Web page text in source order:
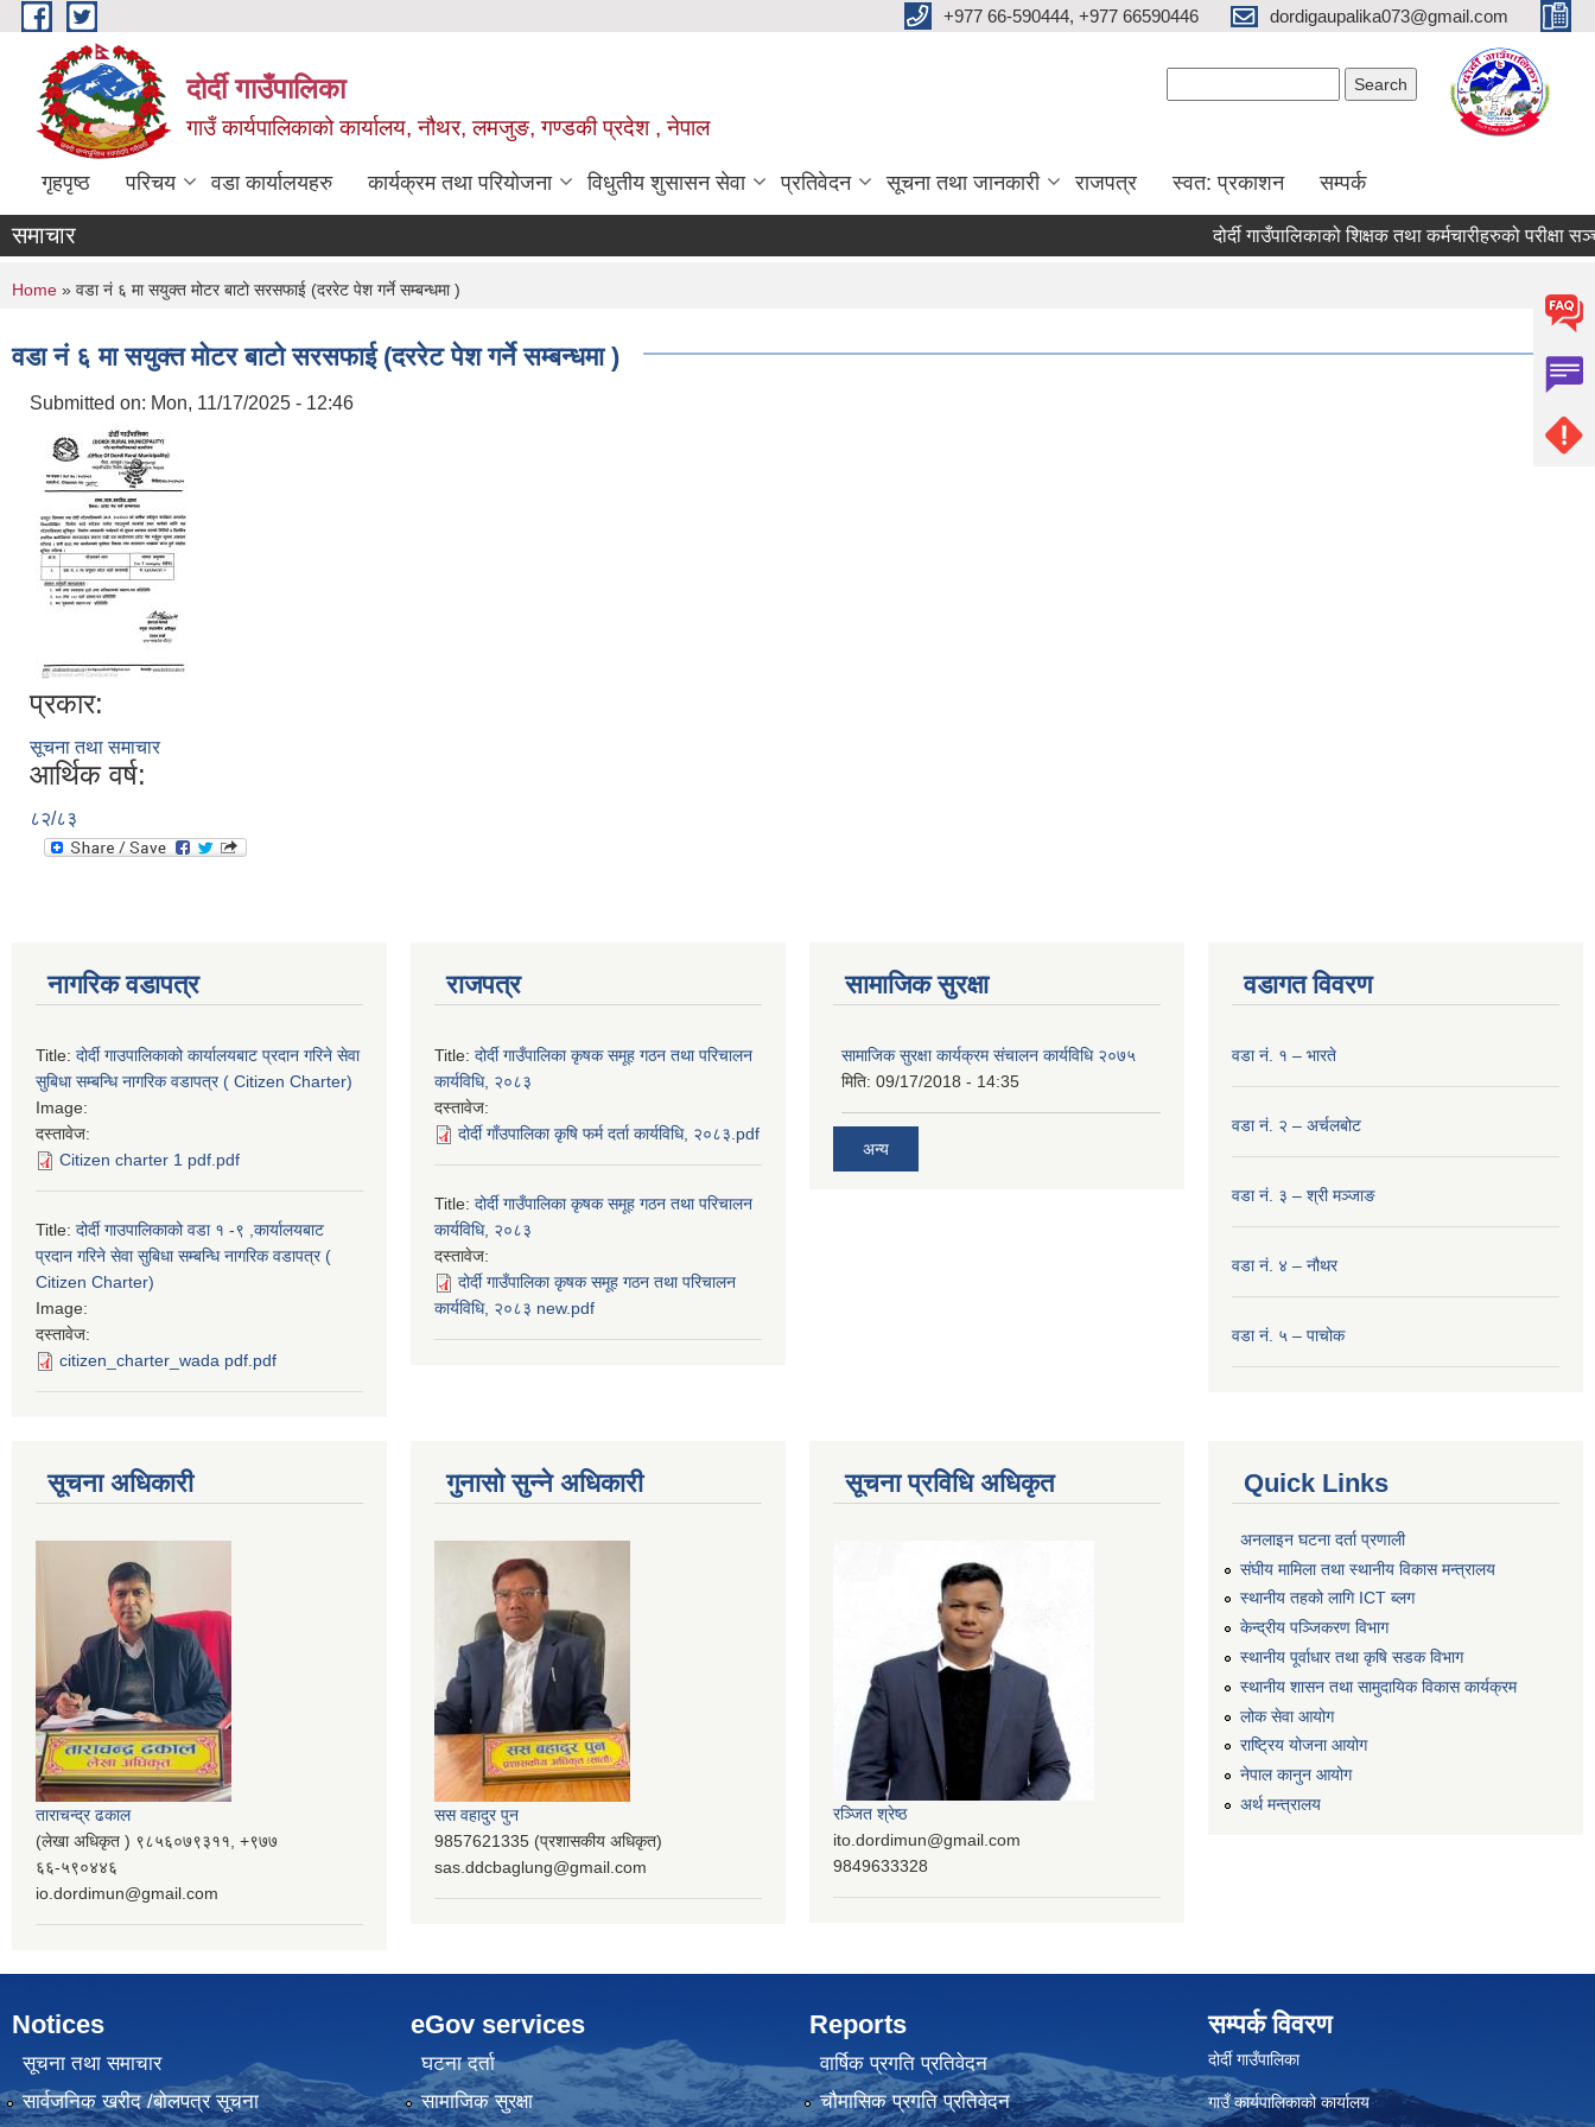
Skip to main content +977 66-590444, +977 66590446 dordigaupalika073@gmail.com
दोर्दी गाउँपालिका
गाउँ कार्यपालिकाको कार्यालय, नौथर, लमजुङ, गण्डकी प्रदेश , नेपाल
गृहपृष्ठ परिचय वडा कार्यालयहरु कार्यक्रम तथा परियोजना विधुतीय शुसासन सेवा प्रतिवेदन सूचना तथा जानकारी राजपत्र स्वत: प्रकाशन सम्पर्क
समाचार दोर्दी गाउँपालिकाको शिक्षक तथा कर्मचारीहरुको परीक्षा
You are here
Home » वडा नं ६ मा सयुक्त मोटर बाटो सरसफाई (दररेट पेश गर्ने सम्बन्धमा )
वडा नं ६ मा सयुक्त मोटर बाटो सरसफाई (दररेट पेश गर्ने सम्बन्धमा )
Submitted on: Mon, 11/17/2025 - 12:46
प्रकार:
सूचना तथा समाचार
आर्थिक वर्ष:
८२/८३
नागरिक वडापत्र
Title: दोर्दी गाउपालिकाको कार्यालयबाट प्रदान गरिने सेवा
सुबिधा सम्बन्धि नागरिक वडापत्र ( Citizen Charter)
Image:
दस्तावेज:
Citizen charter 1 pdf.pdf
Title: दोर्दी गाउपालिकाको वडा १ -९ ,कार्यालयबाट
प्रदान गरिने सेवा सुबिधा सम्बन्धि नागरिक वडापत्र (
Citizen Charter)
Image:
दस्तावेज:
citizen_charter_wada pdf.pdf
राजपत्र
Title: दोर्दी गाउँपालिका कृषक समूह गठन तथा परिचालन
कार्यविधि, २०८३
दस्तावेज:
दोर्दी गाँउपालिका कृषि फर्म दर्ता कार्यविधि, २०८३.pdf
Title: दोर्दी गाउँपालिका कृषक समूह गठन तथा परिचालन
कार्यविधि, २०८३
दस्तावेज:
दोर्दी गाउँपालिका कृषक समूह गठन तथा परिचालन
कार्यविधि, २०८३ new.pdf
सामाजिक सुरक्षा
सामाजिक सुरक्षा कार्यक्रम संचालन कार्यविधि २०७५
मिति: 09/17/2018 - 14:35
अन्य
वडागत विवरण
वडा नं. १ – भारते
वडा नं. २ – अर्चलबोट
वडा नं. ३ – श्री मञ्‍जाङ
वडा नं. ४ – नौथर
वडा नं. ५ – पाचोक
सूचना अधिकारी
ताराचन्द्र ढकाल
(लेखा अधिकृत ) ९८५६०७९३११, ‌‍‍+९७७
६६-५९०४४६
io.dordimun@gmail.com
गुनासो सुन्ने अधिकारी
सस वहादुर पुन
9857621335 (प्रशासकीय अधिकृत)
sas.ddcbaglung@gmail.com
सूचना प्रविधि अधिकृत
रञ्‍जित श्रेष्ठ
ito.dordimun@gmail.com
9849633328
Quick Links
अनलाइन घटना दर्ता प्रणाली
संघीय मामिला तथा स्थानीय विकास मन्त्रालय
स्थानीय तहको लागि ICT ब्लग
केन्द्रीय पञ्जिकरण विभाग
स्थानीय पूर्वाधार तथा कृषि सडक विभाग
स्थानीय शासन तथा सामुदायिक विकास कार्यक्रम
लोक सेवा आयोग
राष्ट्रिय योजना आयोग
नेपाल कानुन आयोग
अर्थ मन्त्रालय
Notices
सूचना तथा समाचार
सार्वजनिक खरीद /बोलपत्र सूचना
eGov services
घटना दर्ता
सामाजिक सुरक्षा
Reports
वार्षिक प्रगति प्रतिवेदन
चौमासिक प्रगति प्रतिवेदन
सम्पर्क विवरण
दोर्दी गाउँपालिका
गाउँ कार्यपालिकाको कार्यालय